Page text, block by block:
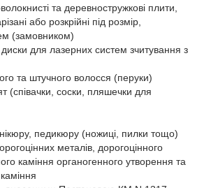
та деревностружкові плити,
або розкрійні під розмір,
(замовником)
диски для лазерних систем зчитування з
та штучного волосся (перуки)
(співачки, соски, пляшечки для
педикюру (ножиці, пилки тощо)
металів, дорогоцінного
каміння органогенного утворення та